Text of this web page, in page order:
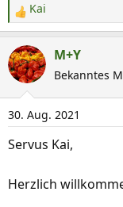
R
e
a
k
t
i
o
n
:
Kai
M+Y
Bekanntes
30. Aug. 2021
Servus Kai,
Herzlich